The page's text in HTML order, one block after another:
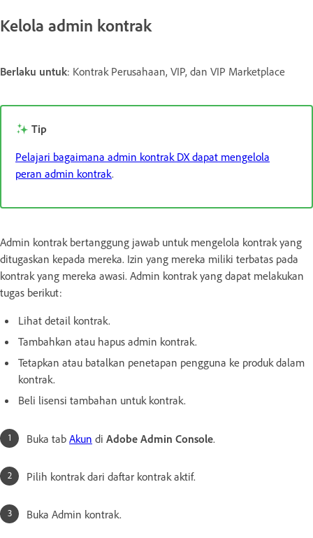
Kelola admin kontrak
Berlaku untuk: Kontrak Perusahaan, VIP, dan VIP Marketplace
Tip
Pelajari bagaimana admin kontrak DX dapat mengelola
peran admin kontrak.
Admin kontrak bertanggung jawab untuk mengelola kontrak yang
ditugaskan kepada mereka. Izin yang mereka miliki terbatas pada
kontrak yang mereka awasi. Admin kontrak yang dapat melakukan
tugas berikut:
Lihat detail kontrak.
Tambahkan atau hapus admin kontrak.
Tetapkan atau batalkan penetapan pengguna ke produk dalam
kontrak.
Beli lisensi tambahan untuk kontrak.
Buka tab Akun di Adobe Admin Console.
Pilih kontrak dari daftar kontrak aktif.
Buka Admin kontrak.